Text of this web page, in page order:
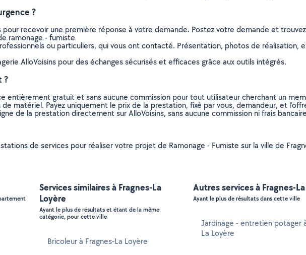
?
pour recevoir une première réponse à votre demande. Postez votre demande et
ramonage - fumiste
ou particuliers, qui vous ont contacté. Présentation, photos de réalisation,
AlloVoisins pour des échanges sécurisés et efficaces grâce aux outils intégrés.
?
entièrement gratuit et sans aucune commission pour tout utilisateur cherchant un
matériel. Payez uniquement le prix de la prestation, fixé par vous, demandeur, et
de la prestation directement sur AlloVoisins, sans aucune commission ni frais
de services pour réaliser votre projet de Ramonage - Fumiste sur la ville de
Services similaires à Fragnes-La
Loyère
Ayant le plus de résultats et étant de la même
catégorie, pour cette ville
Bricoleur à Fragnes-La Loyère
Autres services à Fragnes-
Ayant le plus de résultats dans cette ville
Jardinage - entretien potager
La Loyère